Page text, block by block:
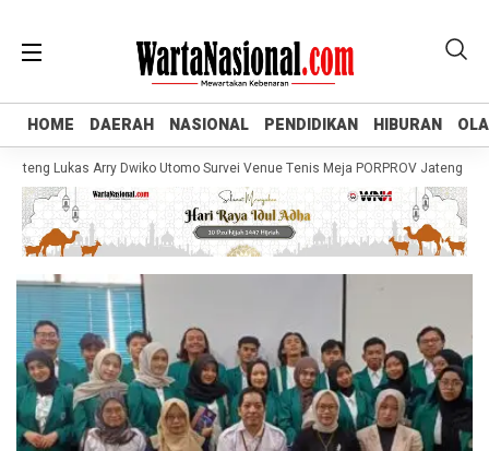
HOME DAERAH NASIONAL PENDIDIKAN HIBURAN
HOME DAERAH NASIONAL PENDIDIKAN HIBURAN
Lukas Arry Dwiko Utomo Survei Venue Tenis Meja PORPROV Jateng XVII